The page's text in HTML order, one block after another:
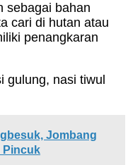
sebagai bahan
cari di hutan atau
penangkaran
gulung, nasi tiwul
Jombang
Pincuk